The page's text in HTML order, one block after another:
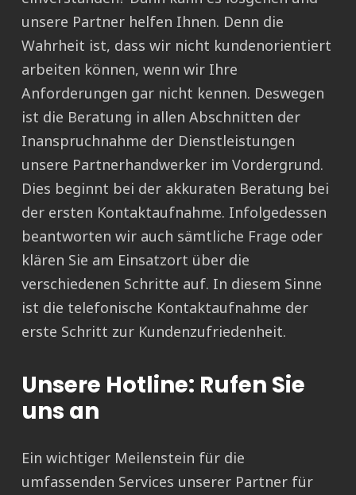
unsere Partner helfen Ihnen. Denn die
Wahrheit ist, dass wir nicht kundenorientiert
arbeiten können, wenn wir Ihre
Anforderungen gar nicht kennen. Deswegen
ist die Beratung in allen Abschnitten der
Inanspruchnahme der Dienstleistungen
unsere Partnerhandwerker im Vordergrund.
Dies beginnt bei der akkuraten Beratung bei
der ersten Kontaktaufnahme. Infolgedessen
beantworten wir auch sämtliche Frage oder
klären Sie am Einsatzort über die
verschiedenen Schritte auf. In diesem Sinne
ist die telefonische Kontaktaufnahme der
erste Schritt zur Kundenzufriedenheit.
Unsere Hotline: Rufen Sie
uns an
Ein wichtiger Meilenstein für die
umfassenden Services unserer Partner für